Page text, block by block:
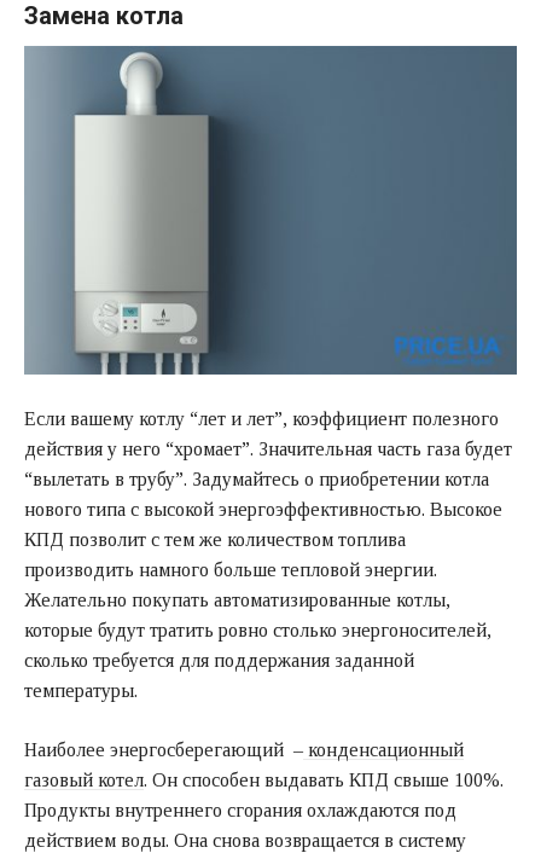
Замена котла
Если вашему котлу “лет и лет”, коэффициент полезного
действия у него “хромает”. Значительная часть газа будет
“вылетать в трубу”. Задумайтесь о приобретении котла
нового типа с высокой энергоэффективностью. Высокое
КПД позволит с тем же количеством топлива
производить намного больше тепловой энергии.
Желательно покупать автоматизированные котлы,
которые будут тратить ровно столько энергоносителей,
сколько требуется для поддержания заданной
температуры.
Наиболее энергосберегающий – конденсационный
газовый котел. Он способен выдавать КПД свыше 100%.
Продукты внутреннего сгорания охлаждаются под
действием воды. Она снова возвращается в систему